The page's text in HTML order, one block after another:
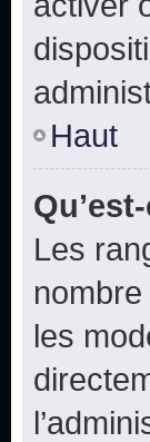
Haut
Les
les